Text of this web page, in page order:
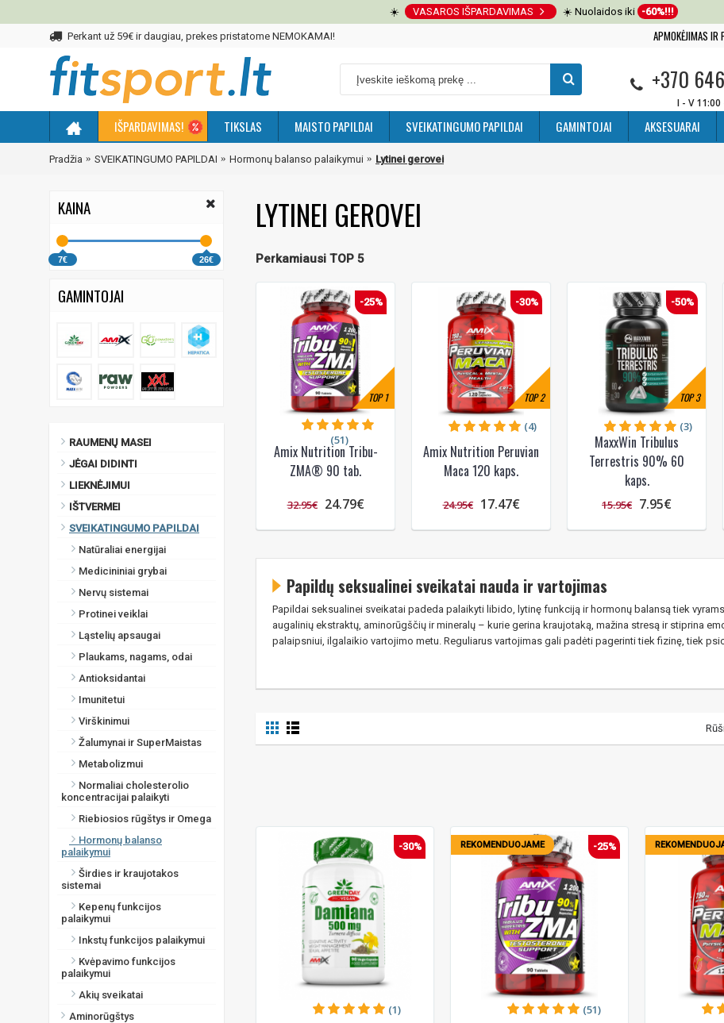
☀️ VASAROS IŠPARDAVIMAS ☀️ Nuolaidos iki -60%!!!
Perkant už 59€ ir daugiau, prekes pristatome NEMOKAMAI! APMOKĖJIMAS IR
+370
I - V 11:00
IŠPARDAVIMAS! TIKSLAS MAISTO PAPILDAI SVEIKATINGUMO PAPILDAI GAMINTOJAI AKSESUARAI
Pradžia SVEIKATINGUMO PAPILDAI Hormonų balanso palaikymui Lytinei gerovei
KAINA
7€ 26€
GAMINTOJAI
RAUMENŲ MASEI
JĖGAI DIDINTI
LIEKNĖJIMUI
IŠTVERMEI
SVEIKATINGUMO PAPILDAI
Natūraliai energijai
Medicininiai grybai
Nervų sistemai
Protinei veiklai
Ląstelių apsaugai
Plaukams, nagams, odai
Antioksidantai
Imunitetui
Virškinimui
Žalumynai ir SuperMaistas
Metabolizmui
Normaliai cholesterolio
koncentracijai palaikyti
Riebiosios rūgštys ir Omega
Hormonų balanso
palaikymui
Širdies ir kraujotakos
sistemai
Kepenų funkcijos
palaikymui
Inkstų funkcijos palaikymui
Kvėpavimo funkcijos
palaikymui
Akių sveikatai
Aminorūgštys
LYTINEI GEROVEI
Perkamiausi TOP 5
TOP1
-25%
Amix Nutrition Tribu-
ZMA® 90 tab.
(51)
32.95€ 24.79€
TOP2
-30%
Amix Nutrition Peruvian
Maca 120 kaps.
(4)
24.95€ 17.47€
TOP3
-50%
MaxxWin Tribulus
Terrestris 90% 60
kaps.
(3)
15.95€ 7.95€
Papildų seksualinei sveikatai nauda ir vartojimas
Papildai seksualinei sveikatai padeda palaikyti libido, lytinę funkciją ir hormonų balansą tiek
augalinių ekstraktų, aminorūgščių ir mineralų – kurie gerina kraujotaką, mažina stresą ir stiprina
palaipsniui, ilgalaikio vartojimo metu. Reguliarus vartojimas gali padėti pagerinti tiek fizinę, tiek
-30%
(1)
REKOMENDUOJAME -25%
(51)